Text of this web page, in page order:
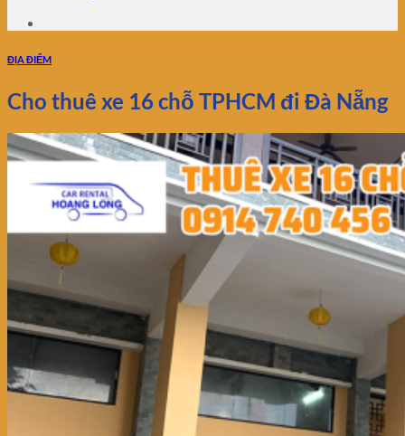
ĐỊA ĐIỂM
Cho thuê xe 16 chỗ TPHCM đi Đà Nẵng